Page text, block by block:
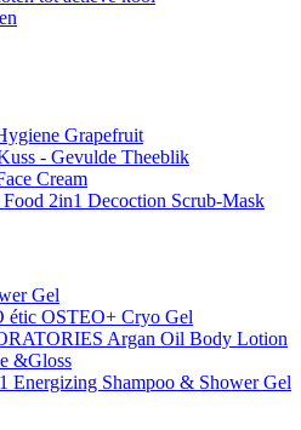
Grapefruit
- Gevulde Theeblik
Cream
2in1 Decoction Scrub-Mask
Gel
OSTEO+ Cryo Gel
Argan Oil Body Lotion
&Gloss
Energizing Shampoo & Shower Gel